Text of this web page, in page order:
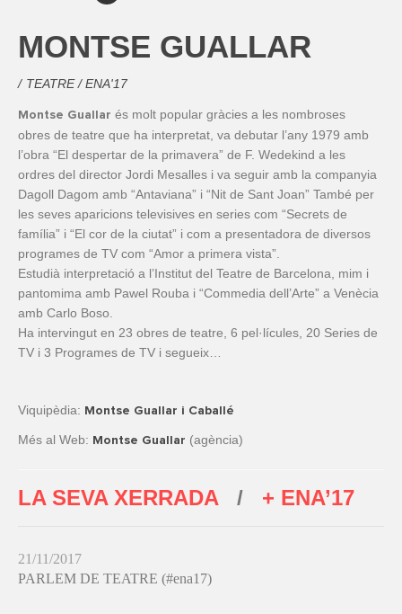
MONTSE GUALLAR
TEATRE / ENA'17
Montse Guallar és molt popular gràcies a les nombroses
obres de teatre que ha interpretat, va debutar l’any 1979 amb
l’obra “El despertar de la primavera” de F. Wedekind a les
ordres del director Jordi Mesalles i va seguir amb la companyia
Dagoll Dagom amb “Antaviana” i “Nit de Sant Joan” També per
les seves aparicions televisives en series com “Secrets de
família” i “El cor de la ciutat” i com a presentadora de diversos
programes de TV com “Amor a primera vista”.
Estudià interpretació a l’Institut del Teatre de Barcelona, mim i
pantomima amb Pawel Rouba i “Commedia dell’Arte” a Venècia
amb Carlo Boso.
Ha intervingut en 23 obres de teatre, 6 pel·lícules, 20 Series de
TV i 3 Programes de TV i segueix…
Viquipèdia: Montse Guallar i Caballé
Més al Web: Montse Guallar (agència)
LA SEVA XERRADA/ + ENA’17
21/11/2017
PARLEM DE TEATRE (#ena17)